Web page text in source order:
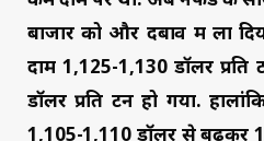
बाजार को और दबाव में ला
दाम 1,125-1,130 डॉलर
डॉलर प्रति टन हो गया.
1,105-1,110 डॉलर से बढ़कर